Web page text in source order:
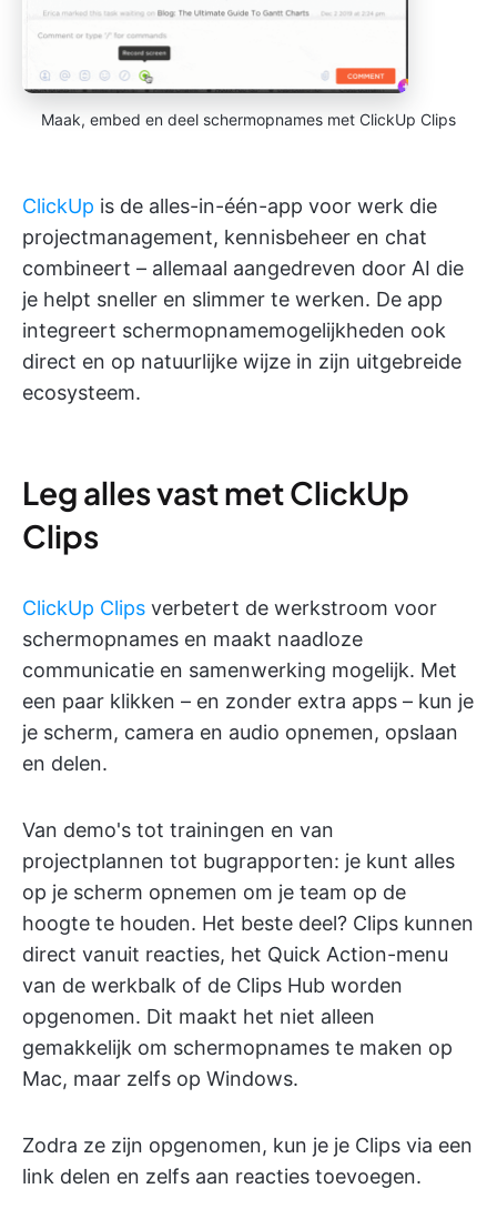
Maak, embed en deel schermopnames met ClickUp Clips
ClickUp is de alles-in-één-app voor werk die
projectmanagement, kennisbeheer en chat
combineert – allemaal aangedreven door AI die
je helpt sneller en slimmer te werken. De app
integreert schermopnamemogelijkheden ook
direct en op natuurlijke wijze in zijn uitgebreide
ecosysteem.
Leg alles vast met ClickUp
Clips
ClickUp Clips verbetert de werkstroom voor
schermopnames en maakt naadloze
communicatie en samenwerking mogelijk. Met
een paar klikken – en zonder extra apps – kun je
je scherm, camera en audio opnemen, opslaan
en delen.
Van demo's tot trainingen en van
projectplannen tot bugrapporten: je kunt alles
op je scherm opnemen om je team op de
hoogte te houden. Het beste deel? Clips kunnen
direct vanuit reacties, het Quick Action-menu
van de werkbalk of de Clips Hub worden
opgenomen. Dit maakt het niet alleen
gemakkelijk om schermopnames te maken op
Mac, maar zelfs op Windows.
Zodra ze zijn opgenomen, kun je je Clips via een
link delen en zelfs aan reacties toevoegen.